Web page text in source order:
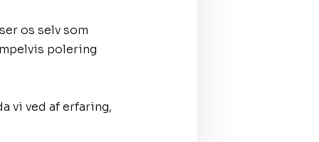
os selv som
polering
vi ved af erfaring,